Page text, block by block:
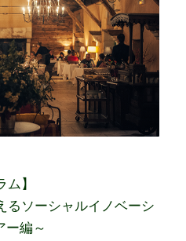
】
るソーシャルイノベーシ
ー編～